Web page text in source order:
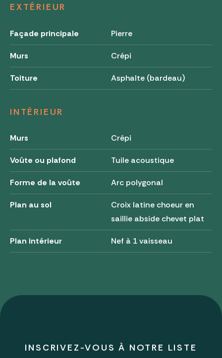
EXTÉRIEUR
Façade principale Pierre
Murs Crépi
Toiture Asphalte (bardeau)
INTÉRIEUR
Murs Crépi
Voûte ou plafond Tuile acoustique
Forme de la voûte Arc polygonal
Plan au sol
Croix latine choeur en
saillie abside chevet plat
Plan intérieur Nef à 1 vaisseau
INSCRIVEZ-VOUS À NOTRE LISTE